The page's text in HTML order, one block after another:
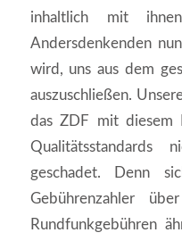
inhaltlich mit
Andersdenkenden
wird, uns aus dem
auszuschließen.
das ZDF mit diesem
Qualitätsstandards
geschadet. Denn
Gebührenzahler
Rundfunkgebühren